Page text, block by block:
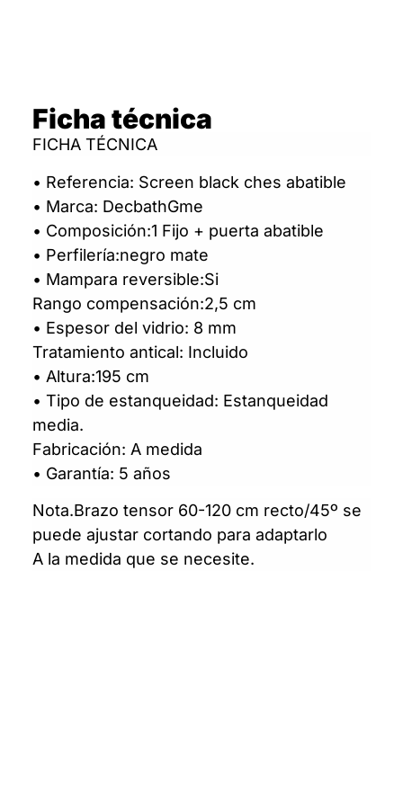
Ficha técnica
FICHA TÉCNICA
• Referencia: Screen black ches abatible
• Marca: DecbathGme
• Composición:1 Fijo + puerta abatible
• Perfilería:negro mate
• Mampara reversible:Si
Rango compensación:2,5 cm
• Espesor del vidrio: 8 mm
Tratamiento antical: Incluido
• Altura:195 cm
• Tipo de estanqueidad: Estanqueidad
media.
Fabricación: A medida
• Garantía: 5 años
Nota.Brazo tensor 60-120 cm recto/45º se
puede ajustar cortando para adaptarlo
A la medida que se necesite.